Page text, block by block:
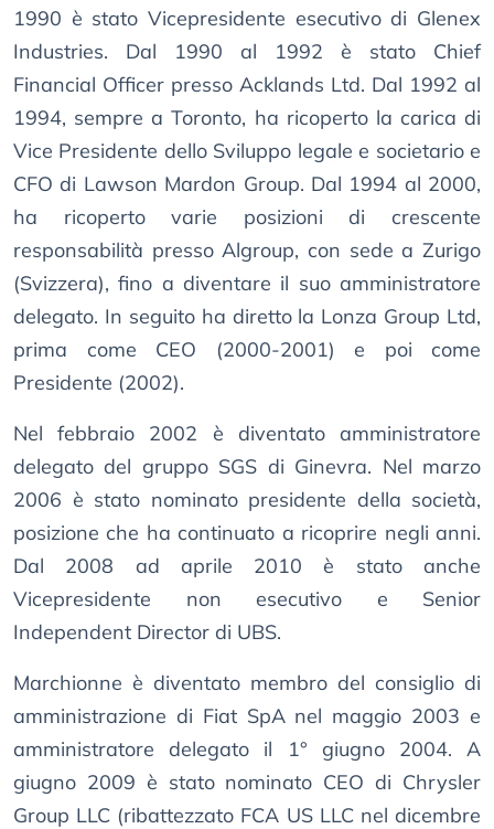
1990 è stato Vicepresidente esecutivo di Glenex
Industries. Dal 1990 al 1992 è stato Chief
Financial Officer presso Acklands Ltd. Dal 1992 al
1994, sempre a Toronto, ha ricoperto la carica di
Vice Presidente dello Sviluppo legale e societario e
CFO di Lawson Mardon Group. Dal 1994 al 2000,
ha ricoperto varie posizioni di crescente
responsabilità presso Algroup, con sede a Zurigo
(Svizzera), fino a diventare il suo amministratore
delegato. In seguito ha diretto la Lonza Group Ltd,
prima come CEO (2000-2001) e poi come
Presidente (2002).
Nel febbraio 2002 è diventato amministratore
delegato del gruppo SGS di Ginevra. Nel marzo
2006 è stato nominato presidente della società,
posizione che ha continuato a ricoprire negli anni.
Dal 2008 ad aprile 2010 è stato anche
Vicepresidente non esecutivo e Senior
Independent Director di UBS.
Marchionne è diventato membro del consiglio di
amministrazione di Fiat SpA nel maggio 2003 e
amministratore delegato il 1° giugno 2004. A
giugno 2009 è stato nominato CEO di Chrysler
Group LLC (ribattezzato FCA US LLC nel dicembre